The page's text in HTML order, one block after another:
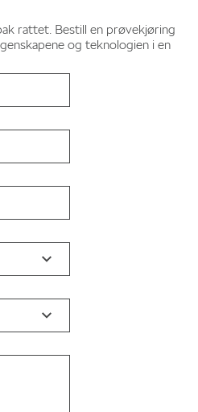
rattet. Bestill en prøvekjøring
og teknologien i en